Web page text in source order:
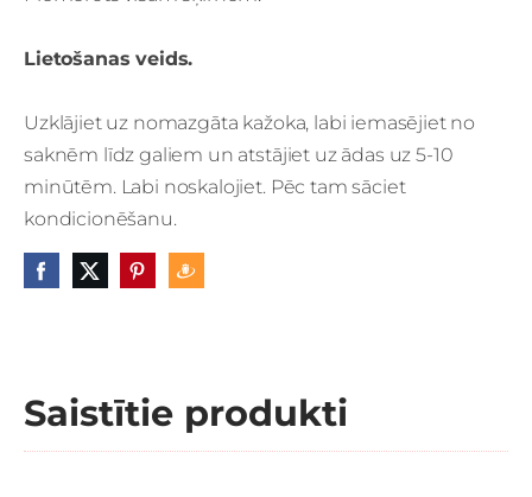
Lietošanas veids.
Uzklājiet uz nomazgāta kažoka, labi iemasējiet no
saknēm līdz galiem un atstājiet uz ādas uz 5-10
minūtēm. Labi noskalojiet. Pēc tam sāciet
kondicionēšanu.
Saistītie produkti